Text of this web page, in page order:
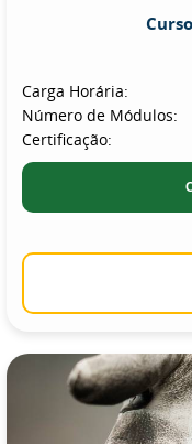
Carga Horária:
Número de Módulos:
Certificação: